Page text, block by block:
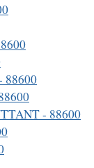
88600
- 88600